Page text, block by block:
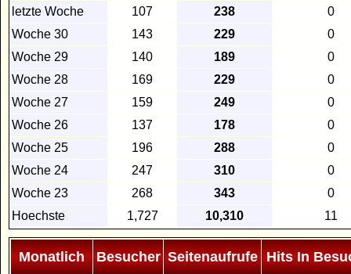
letzte Woche
107 238
0
Woche 30
143 229
0
Woche 29
140 189
0
Woche 28
169 229
0
Woche 27
159 249
0
Woche 26
137 178
0
Woche 25
196 288
0
Woche 24
247 310
0
Woche 23
268 343
0
Hoechste
1,727 10,310 11
Monatlich Besucher Seitenaufrufe Hits In